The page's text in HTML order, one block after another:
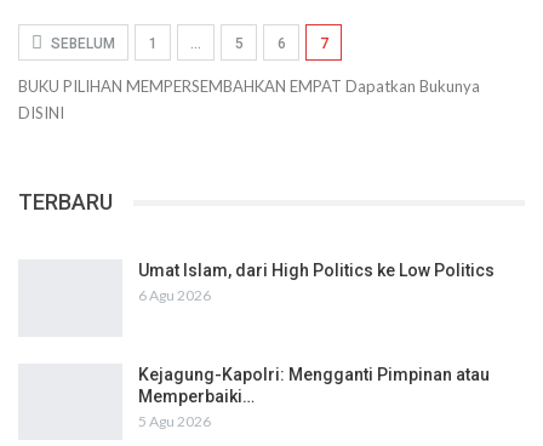
SEBELUM 1 … 5 6 7
BUKU PILIHAN MEMPERSEMBAHKAN EMPAT Dapatkan Bukunya
DISINI
TERBARU
Umat Islam, dari High Politics ke Low Politics
6 Agu 2026
Kejagung-Kapolri: Mengganti Pimpinan atau
Memperbaiki…
5 Agu 2026